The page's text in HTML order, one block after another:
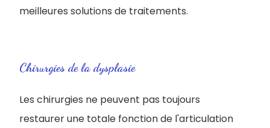
meilleures solutions de traitements.
Chirurgies de la dysplasie
Les chirurgies ne peuvent pas toujours
restaurer une totale fonction de l'articulation